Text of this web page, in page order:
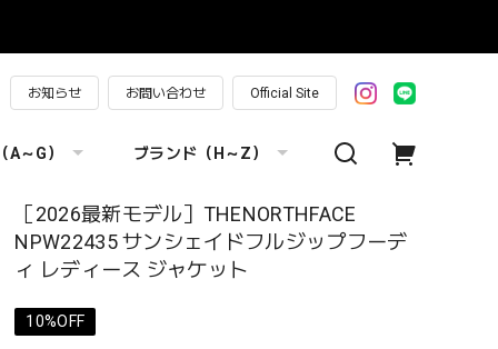
お知らせ お問い合わせ Official Site
A～G） ブランド（H～Z）
［2026最新モデル］THENORTHFACE
NPW22435 サンシェイドフルジップフーデ
ィ レディース ジャケット
10%OFF